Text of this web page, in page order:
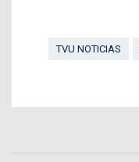
TVU NOTICIAS